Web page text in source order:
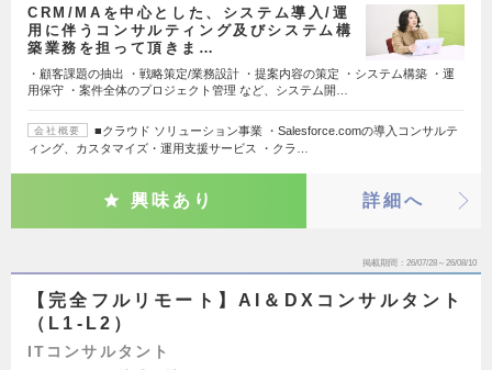
CRM/MAを中心とした、システム導入/運
用に伴うコンサルティング及びシステム構
築業務を担って頂きま…
・顧客課題の抽出 ・戦略策定/業務設計 ・提案内容の策定 ・システム構築 ・運
用保守 ・案件全体のプロジェクト管理 など、システム開…
会社概要
■クラウド ソリューション事業 ・Salesforce.comの導入コンサルテ
ィング、カスタマイズ・運用支援サービス ・クラ…
興味あり 詳細へ
掲載期間 26/07/28～26/08/10
【完全フルリモート】AI＆DXコンサルタント
（L1-L2）
ITコンサルタント